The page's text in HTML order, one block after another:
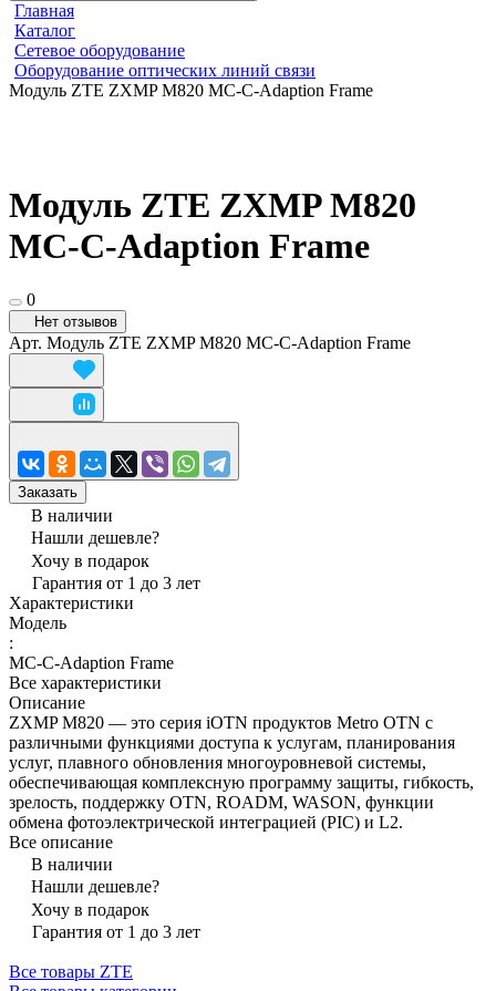
Главная
Каталог
Сетевое оборудование
Оборудование оптических линий связи
Модуль ZTE ZXMP M820 MC-C-Adaption Frame
Модуль ZTE ZXMP M820
MC-C-Adaption Frame
0
Нет отзывов
Арт. Модуль ZTE ZXMP M820 MC-C-Adaption Frame
Заказать
В наличии
Нашли дешевле?
Хочу в подарок
Гарантия от 1 до 3 лет
Характеристики
Модель
:
MC-C-Adaption Frame
Все характеристики
Описание
ZXMP M820 — это серия iOTN продуктов Metro OTN с
различными функциями доступа к услугам, планирования
услуг, плавного обновления многоуровневой системы,
обеспечивающая комплексную программу защиты, гибкость,
зрелость, поддержку OTN, ROADM, WASON, функции
обмена фотоэлектрической интеграцией (PIC) и L2.
Все описание
В наличии
Нашли дешевле?
Хочу в подарок
Гарантия от 1 до 3 лет
Все товары ZTE